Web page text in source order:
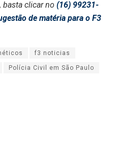
basta clicar no (16) 99231-
de matéria para o F3
f3 noticias
Polícia Civil em São Paulo